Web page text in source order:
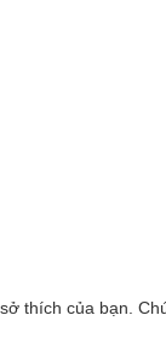
thích của bạn.